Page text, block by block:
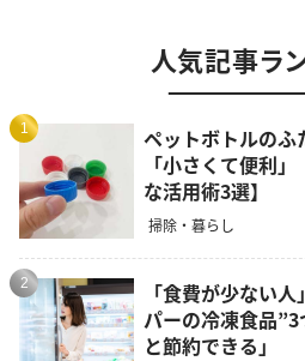
人気記事ラ
1
ペットボトルのふ
「小さくて便利
な活用術3選】
掃除・暮らし
2
「食費が少ない
パーの冷凍食品
と節約できる」